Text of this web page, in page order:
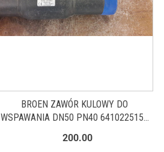
BROEN ZAWÓR KULOWY DO
WSPAWANIA DN50 PN40 6410225150
200.00